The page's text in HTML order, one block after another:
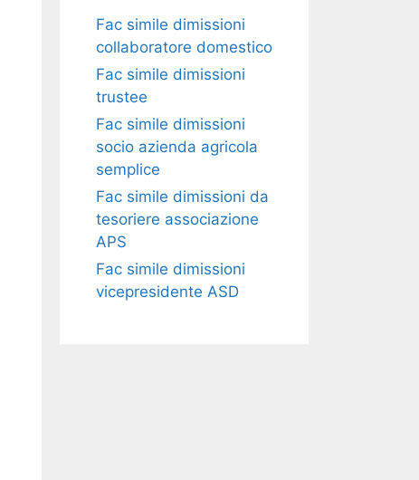
Fac simile dimissioni
collaboratore domestico​​​
Fac simile dimissioni
trustee​​​
Fac simile ​dimissioni
socio azienda agricola
semplice​​​
Fac simile dimissioni da
tesoriere associazione
APS​​
Fac simile dimissioni
vicepresidente ASD​​